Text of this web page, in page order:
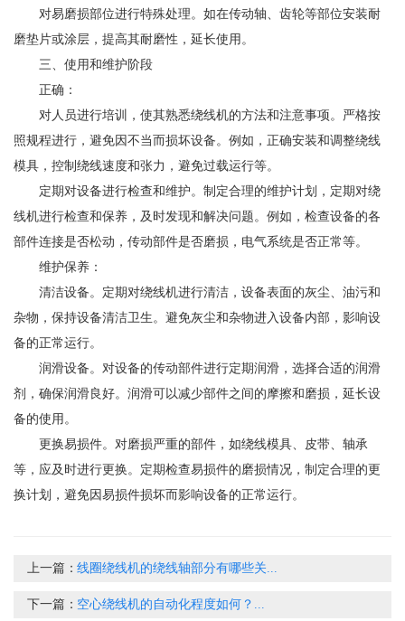
对易磨损部位进行特殊处理。如在传动轴、齿轮等部位安装耐
磨垫片或涂层，提高其耐磨性，延长使用。
三、使用和维护阶段
正确：
对人员进行培训，使其熟悉绕线机的方法和注意事项。严格按
照规程进行，避免因不当而损坏设备。例如，正确安装和调整绕线
模具，控制绕线速度和张力，避免过载运行等。
定期对设备进行检查和维护。制定合理的维护计划，定期对绕
线机进行检查和保养，及时发现和解决问题。例如，检查设备的各
部件连接是否松动，传动部件是否磨损，电气系统是否正常等。
维护保养：
清洁设备。定期对绕线机进行清洁，设备表面的灰尘、油污和
杂物，保持设备清洁卫生。避免灰尘和杂物进入设备内部，影响设
备的正常运行。
润滑设备。对设备的传动部件进行定期润滑，选择合适的润滑
剂，确保润滑良好。润滑可以减少部件之间的摩擦和磨损，延长设
备的使用。
更换易损件。对磨损严重的部件，如绕线模具、皮带、轴承
等，应及时进行更换。定期检查易损件的磨损情况，制定合理的更
换计划，避免因易损件损坏而影响设备的正常运行。
上一篇：线圈绕线机的绕线轴部分有哪些关...
下一篇： 空心绕线机的自动化程度如何？...